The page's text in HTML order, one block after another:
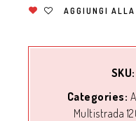
AGGIUNGI
SKU:
Categories:
Multistrada